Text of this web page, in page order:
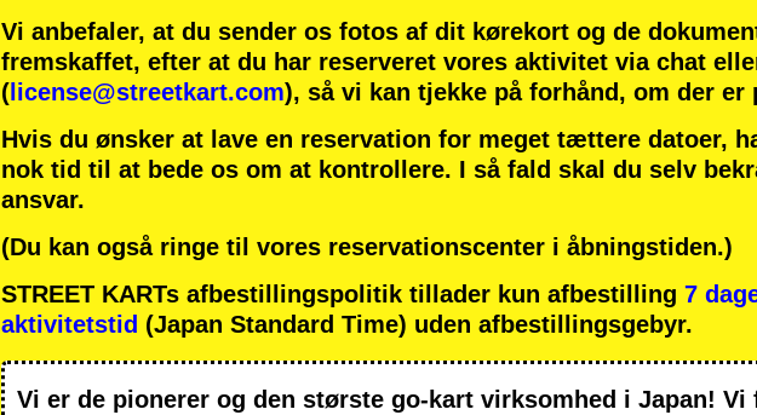
Vi anbefaler, at du sender os fotos af dit kørekort og de
fremskaffet, efter at du har reserveret vores aktivitet via chat
( license@streetkart.com), så vi kan tjekke på forhånd, om der er
Hvis du ønsker at lave en reservation for meget tættere datoer,
nok tid til at bede os om at kontrollere. I så fald skal du selv
ansvar.
(Du kan også ringe til vores reservationscenter i åbningstiden.)
STREET KARTs afbestillingspolitik tillader kun afbestilling 7
aktivitetstid (Japan Standard Time) uden afbestillingsgebyr.
Vi er de pionerer og den største go-kart virksomhed i Japan!